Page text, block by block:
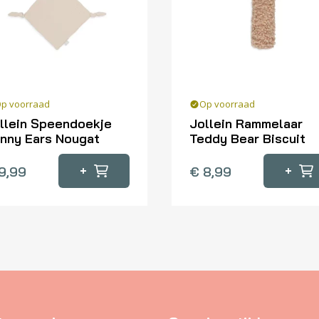
voorraad
Speendoekje
Ears Nougat
+
Op voorraad
Jollein Rammelaar
Teddy Bear Biscuit
€ 8,99 +